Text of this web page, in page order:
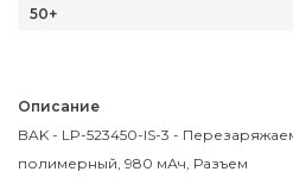
Описание
BAK - LP-523450-IS-3 -
полимерный, 980 мАч, Разъем
50+